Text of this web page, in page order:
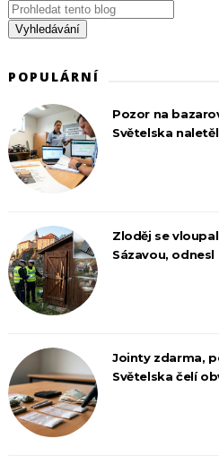
POPULÁRNÍ
Pozor na
Světelska
Zloděj se
Sázavou,
Jointy zdarma,
Světelska čelí